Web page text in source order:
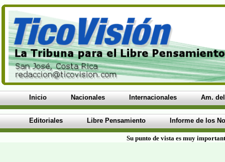
Inicio Nacionales Internacionales Am.
Editoriales Libre Pensamiento Informe de los
Su punto de vista es muy